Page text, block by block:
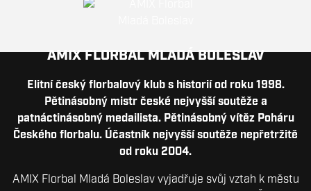
AMIX FLORBAL MLADÁ BOLESLAV
Elitní český florbalový klub s historií od roku 1998.
Pětinásobný mistr české nejvyšší soutěže a
patnáctinásobný medailista. Pětinásobný vítěz Poháru
Českého florbalu. Účastník nejvyšší soutěže nepřetržitě
od roku 2004.
AMIX Florbal Mladá Boleslav vyjadřuje svůj vztah k městu